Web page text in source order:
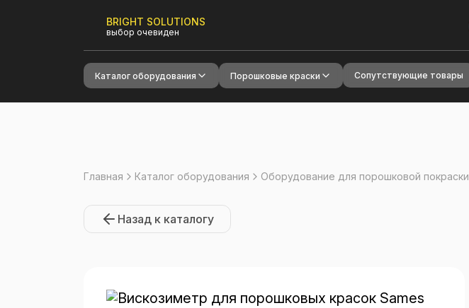
BRIGHT SOLUTIONS
выбор очевиден
Каталог оборудования Порошковые краски Сопутствующие товары
Главная Каталог оборудования Оборудование для порошковой покраски
Назад к каталогу